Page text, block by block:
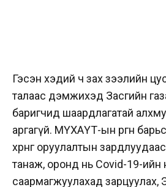
Гэсэн хэдий ч зах зээлийн
талаас дэмжихэд Засгийн
баригчид шаардлагатай
аргагүй. МҮХАҮТ-ын өргөн
хөрөнгө оруулалтын
танаж, оронд нь Covid-19-ийн
саармагжуулахад